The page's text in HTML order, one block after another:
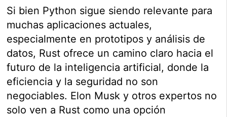
Si bien Python sigue siendo relevante para
muchas aplicaciones actuales,
especialmente en prototipos y análisis de
datos, Rust ofrece un camino claro hacia el
futuro de la inteligencia artificial, donde la
eficiencia y la seguridad no son
negociables. Elon Musk y otros expertos no
solo ven a Rust como una opción